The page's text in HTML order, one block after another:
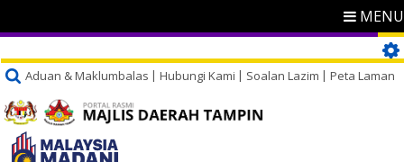
MENU
Aduan & Maklumbalas Hubungi Kami Soalan Lazim Peta Laman